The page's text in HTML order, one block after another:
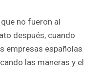
no fueron al
después, cuando
empresas españolas
las maneras y el